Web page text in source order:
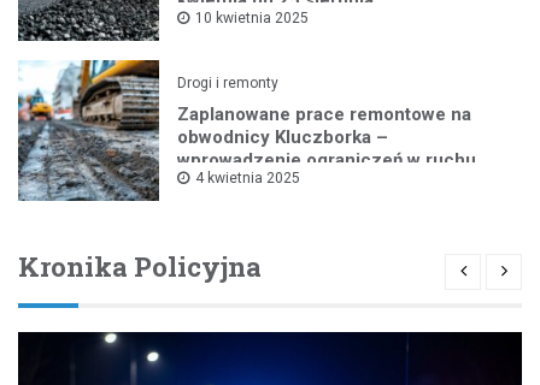
10 kwietnia 2025
Drogi i remonty
Zaplanowane prace remontowe na
obwodnicy Kluczborka –
wprowadzenie ograniczeń w ruchu
drogowym
4 kwietnia 2025
Kronika Policyjna